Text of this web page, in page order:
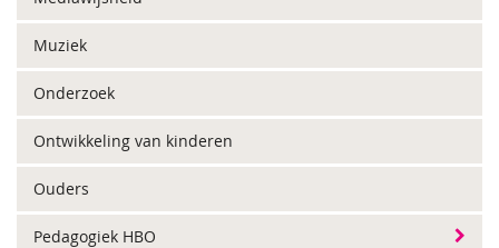
Muziek
Onderzoek
Ontwikkeling van kinderen
Ouders
Pedagogiek HBO